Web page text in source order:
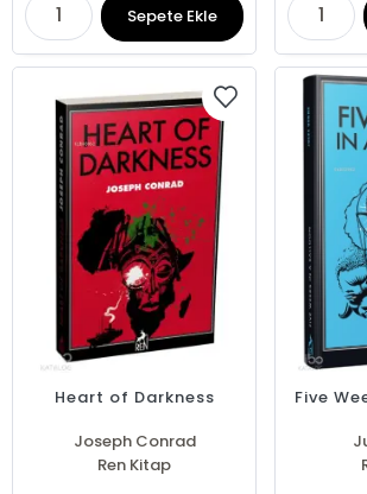
Sepete Ekle
Heart of Darkness
Joseph Conrad
Ren Kitap
Five